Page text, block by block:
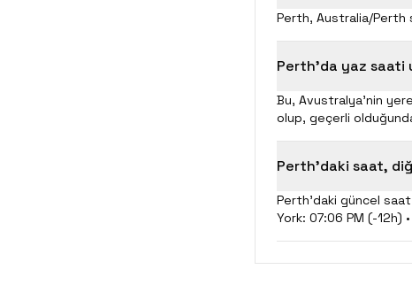
Perth, Australia/Perth
Perth'da yaz saati
Bu, Avustralya'nin
olup, geçerli
Perth'daki saat,
Perth'daki güncel saat
York: 07:06 PM (-12h)